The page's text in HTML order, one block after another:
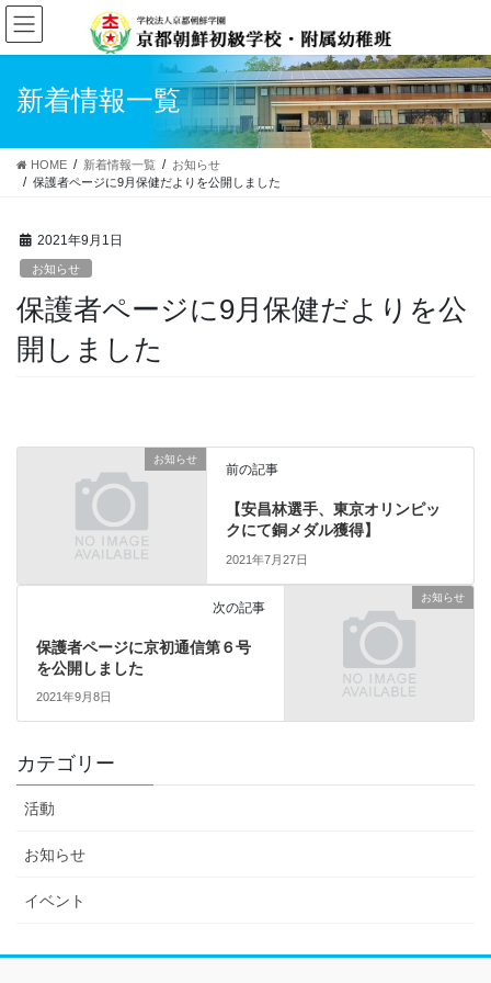
コ
ン
テ
ス
ナ
ビ
ゲ
ン
新着情報一覧
HOME 新着情報一覧
お知らせ
保護者ページに9月保健だよりを公開しました
2021年9月1日
お知らせ
保護者ページに9月保健だよりを公
開しました
お知らせ
前の記事
【安昌林選手、東京オリンピッ
クにて銅メダル獲得】
2021年7月27日
お知らせ
次の記事
保護者ページに京初通信第６号
を公開しました
2021年9月8日
カテゴリー
活動
お知らせ
イベント